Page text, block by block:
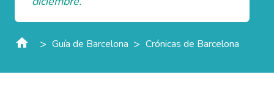
> Guía de Barcelona > Crónicas de Barcelona